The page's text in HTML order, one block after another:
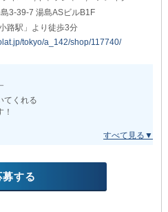
す。
したら
ート中！▼
れる
！！！
いく
り考慮します。
かし
3-39-7 湯島ASビルB1F
路駅」より徒歩3分
tokyo/a_142/shop/117740/
てくれる
気』を
募する